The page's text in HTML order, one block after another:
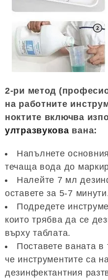
2-ри метод
на работните
ноктите включва
ултразвукова вана:
Напълнете
течаща вода до
Налейте 7 мл
оставете за 5-7
Подредете
които трябва да се
върху таблата.
Поставете ваната в
че инструментите са
дезинфектантния